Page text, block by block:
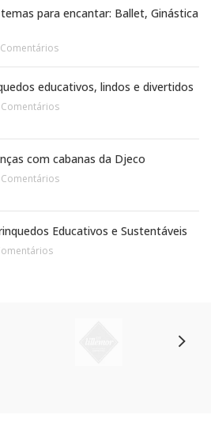
para encantar: Ballet, Ginástica
Comentários
educativos, lindos e divertidos
Comentários
com cabanas da Djeco
Comentários
Educativos e Sustentáveis